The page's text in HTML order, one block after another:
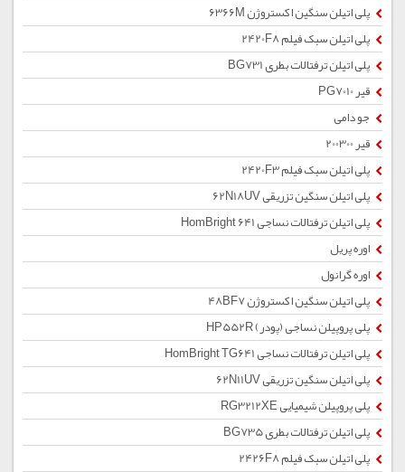
پلی اتیلن سنگین اکستروژن 6366M
پلی اتیلن سبک فیلم 2420F8
پلی اتیلن ترفتالات بطری BG731
قیر PG7010
جو دامی
قیر 200300
پلی اتیلن سبک فیلم 2420F3
پلی اتیلن سنگین تزریقی 62N18UV
پلی اتیلن ترفتالات نساجی HomBright 641
اوره پریل
اوره گرانول
پلی اتیلن سنگین اکستروژن 48BF7
پلی پروپیلن نساجی (پودر) HP552R
پلی اتیلن ترفتالات نساجی HomBright TG641
پلی اتیلن سنگین تزریقی 62N11UV
پلی پروپیلن شیمیایی RG3212XE
پلی اتیلن ترفتالات بطری BG735
پلی اتیلن سبک فیلم 2426F8